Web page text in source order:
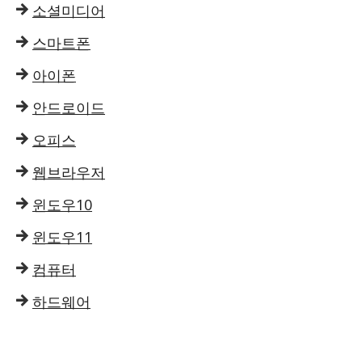
소셜미디어
스마트폰
아이폰
안드로이드
오피스
웹브라우저
윈도우10
윈도우11
컴퓨터
하드웨어